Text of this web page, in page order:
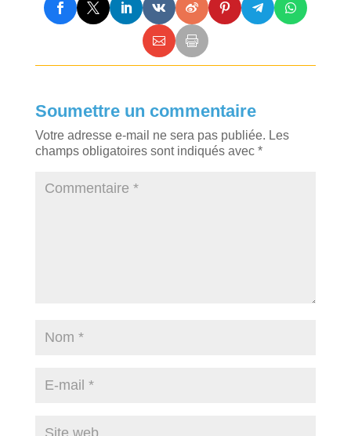
Soumettre un commentaire
Votre adresse e-mail ne sera pas publiée. Les
champs obligatoires sont indiqués avec *